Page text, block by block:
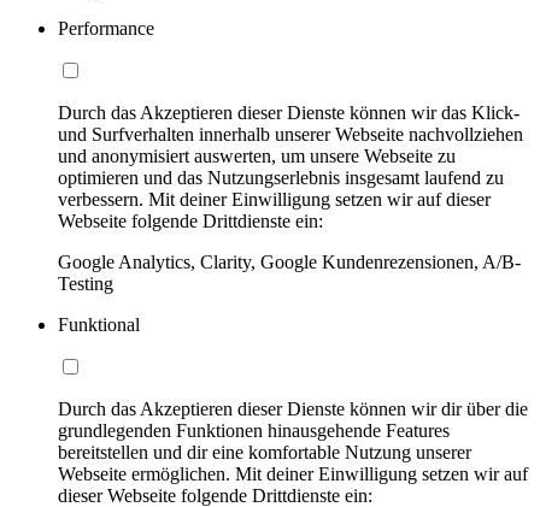
Performance
Durch das Akzeptieren dieser Dienste können wir das Klick-
und Surfverhalten innerhalb unserer Webseite nachvollziehen
und anonymisiert auswerten, um unsere Webseite zu
optimieren und das Nutzungserlebnis insgesamt laufend zu
verbessern. Mit deiner Einwilligung setzen wir auf dieser
Webseite folgende Drittdienste ein:
Google Analytics, Clarity, Google Kundenrezensionen, A/B-
Testing
Funktional
Durch das Akzeptieren dieser Dienste können wir dir über die
grundlegenden Funktionen hinausgehende Features
bereitstellen und dir eine komfortable Nutzung unserer
Webseite ermöglichen. Mit deiner Einwilligung setzen wir auf
dieser Webseite folgende Drittdienste ein: